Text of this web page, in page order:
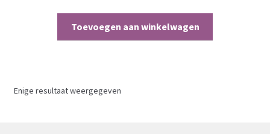
Toevoegen aan winkelwagen
Enige resultaat weergegeven